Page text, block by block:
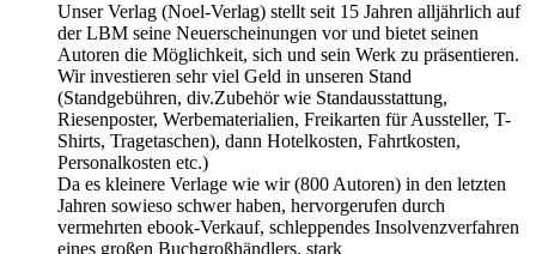
Unser Verlag (Noel-Verlag) stellt seit 15 Jahren alljährlich auf
der LBM seine Neuerscheinungen vor und bietet seinen
Autoren die Möglichkeit, sich und sein Werk zu präsentieren.
Wir investieren sehr viel Geld in unseren Stand
(Standgebühren, div.Zubehör wie Standausstattung,
Riesenposter, Werbematerialien, Freikarten für Aussteller, T-
Shirts, Tragetaschen), dann Hotelkosten, Fahrtkosten,
Personalkosten etc.)
Da es kleinere Verlage wie wir (800 Autoren) in den letzten
Jahren sowieso schwer haben, hervorgerufen durch
vermehrten ebook-Verkauf, schleppendes Insolvenzverfahren
eines großen Buchgroßhändlers, stark